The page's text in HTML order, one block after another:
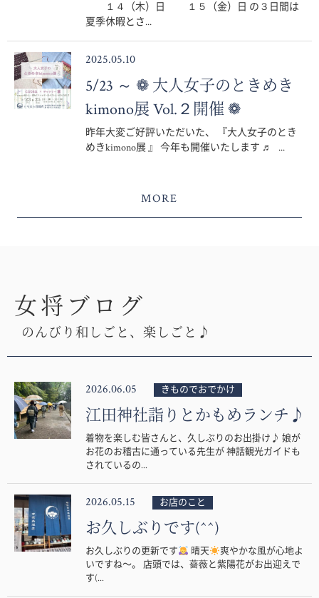
１４（木）日 １５（金）日 の３日間は
夏季休暇とさ...
2025.05.10
5/23 ～ ❁ 大人女子のときめき
kimono展 Vol.２開催 ❁
昨年大変ご好評いただいた、 『大人女子のとき
めきkimono展 』 今年も開催いたします ♬ ...
MORE
女将ブログ
のんびり和しごと、楽しごと♪
2026.06.05 きものでおでかけ
江田神社詣りとかもめランチ♪
着物を楽しむ皆さんと、久しぶりのお出掛け♪ 娘が
お花のお稽古に通っている先生が 神話観光ガイドも
されているの...
2026.05.15 お店のこと
お久しぶりです(^^)
お久しぶりの更新です 晴天
爽やかな風が心地よ
いですね〜。 店頭では、薔薇と紫陽花がお出迎えで
す(...